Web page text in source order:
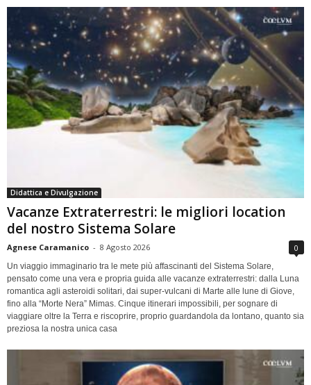
Didattica e Divulgazione
Vacanze Extraterrestri: le migliori location
del nostro Sistema Solare
Agnese Caramanico - 8 Agosto 2026 0
Un viaggio immaginario tra le mete più affascinanti del Sistema Solare,
pensato come una vera e propria guida alle vacanze extraterrestri: dalla Luna
romantica agli asteroidi solitari, dai super-vulcani di Marte alle lune di Giove,
fino alla “Morte Nera” Mimas. Cinque itinerari impossibili, per sognare di
viaggiare oltre la Terra e riscoprire, proprio guardandola da lontano, quanto sia
preziosa la nostra unica casa